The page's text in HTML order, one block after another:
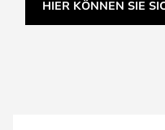
HIER KÖNNEN SIE